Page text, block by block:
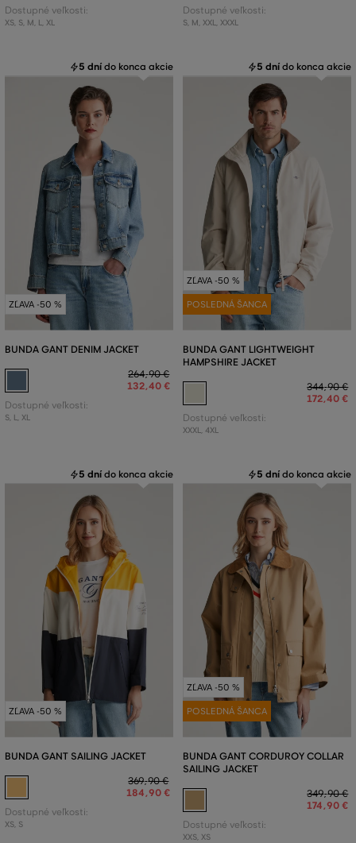
Dostupné veľkosti:
XS, S, M, L, XL
Dostupné veľkosti:
S, M, XXL, XXXL
5 dní do konca akcie
ZĽAVA -50 %
BUNDA GANT DENIM JACKET
264,90 €
132,40 €
Dostupné veľkosti:
S, L XL
5 dní do konca akcie
ZĽAVA -50 %
POSLEDNÁ ŠANCA
BUNDA GANT LIGHTWEIGHT
HAMPSHIRE JACKET
344,90 €
172,40 €
Dostupné veľkosti:
XXXL 4XL
5 dní do konca akcie
ZĽAVA -50 %
BUNDA GANT SAILING JACKET
369,90 €
184,90 €
Dostupné veľkosti:
XS, S
5 dní do konca akcie
ZĽAVA -50 %
POSLEDNÁ ŠANCA
BUNDA GANT CORDUROY COLLAR
SAILING JACKET
349,90 €
174,90 €
Dostupné veľkosti:
XXS, XS